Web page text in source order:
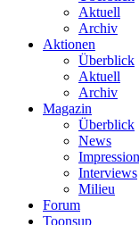
Aktuell
Archiv
Aktionen
Überblick
Aktuell
Archiv
Magazin
Überblick
News
Interviews
Milieu
Forum
Toonsup